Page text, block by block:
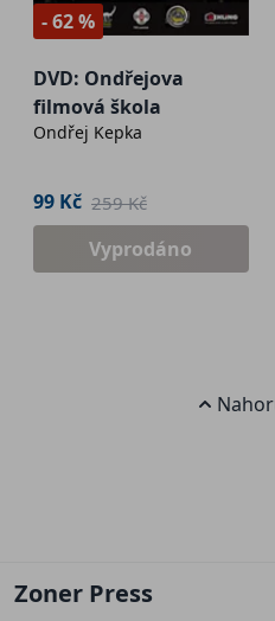
- 62 %
DVD: Ondřejova
filmová škola
Ondřej Kepka
99 Kč 259 Kč
Vyprodáno
Zoner Press